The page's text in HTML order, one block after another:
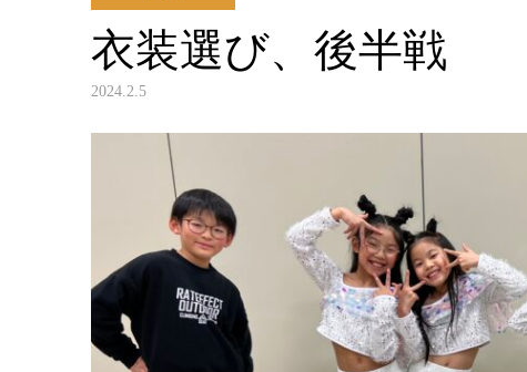
衣装選び、後半戦
2024.2.5